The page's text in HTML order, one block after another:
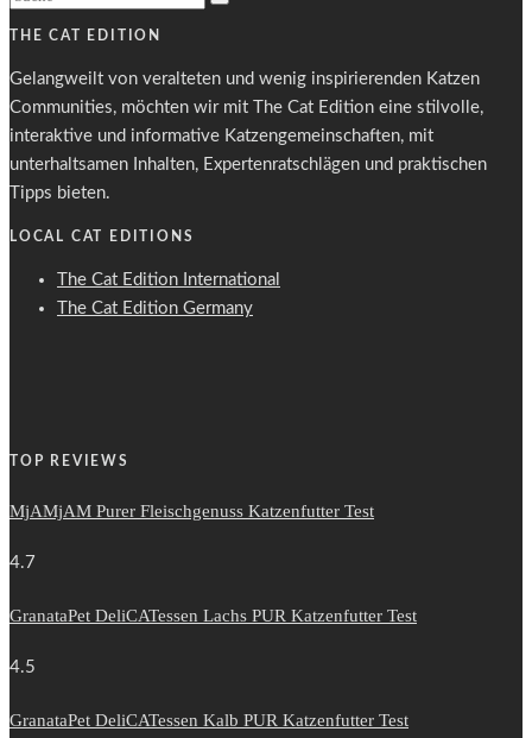
THE CAT EDITION
Gelangweilt von veralteten und wenig inspirierenden Katzen
Communities, möchten wir mit The Cat Edition eine stilvolle,
interaktive und informative Katzengemeinschaften, mit
unterhaltsamen Inhalten, Expertenratschlägen und praktischen
Tipps bieten.
LOCAL CAT EDITIONS
The Cat Edition International
The Cat Edition Germany
TOP REVIEWS
MjAMjAM Purer Fleischgenuss Katzenfutter Test
4.7
GranataPet DeliCATessen Lachs PUR Katzenfutter Test
4.5
GranataPet DeliCATessen Kalb PUR Katzenfutter Test